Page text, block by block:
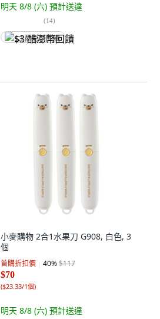
明天 8/8 (六) 預計送達
(14)
$3 酷澎幣回饋
小麥購物 2合1水果刀 G908, 白色, 3
個
首購折扣價 40%$117
$70
($23.33/1個)
明天 8/8 (六) 預計送達